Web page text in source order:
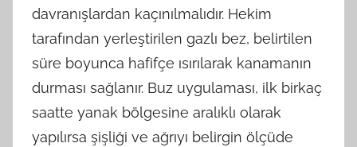
davranışlardan kaçınılmalıdır. Hekim
tarafından yerleştirilen gazlı bez, belirtilen
süre boyunca hafifçe ısırılarak kanamanın
durması sağlanır. Buz uygulaması, ilk birkaç
saatte yanak bölgesine aralıklı olarak
yapılırsa şişliği ve ağrıyı belirgin ölçüde